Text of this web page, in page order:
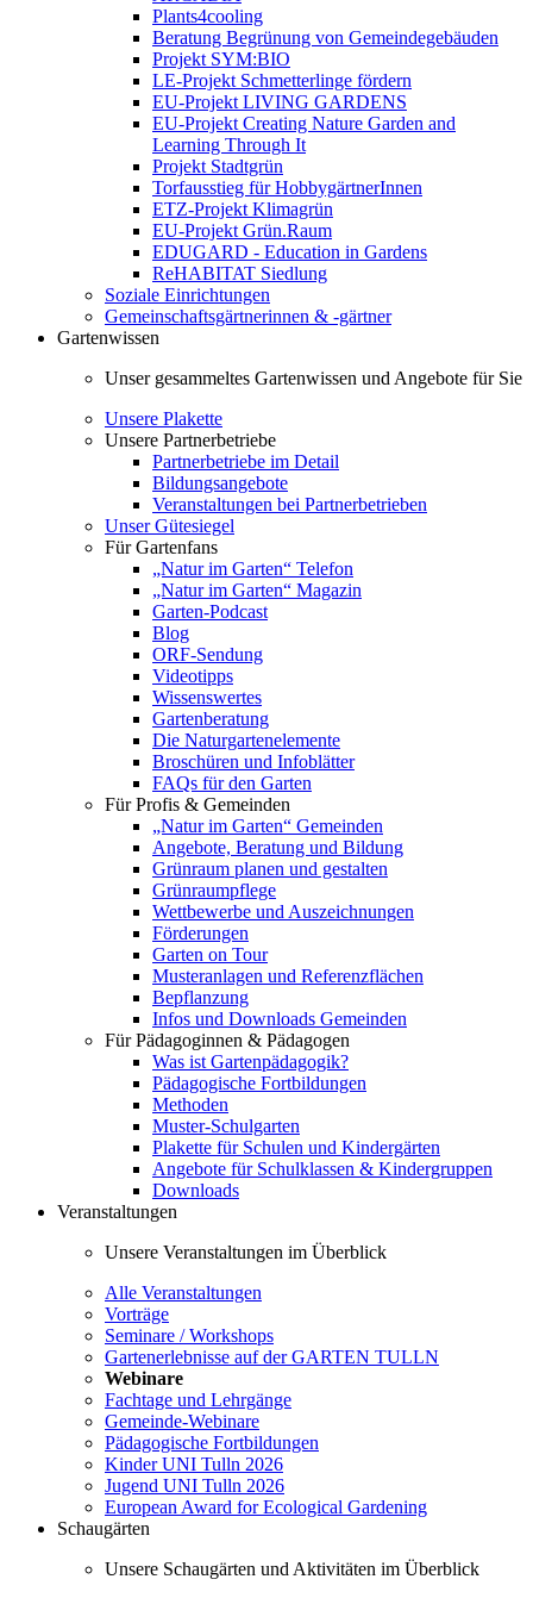
Plants4cooling
Beratung Begrünung von Gemeindegebäuden
Projekt SYM:BIO
LE-Projekt Schmetterlinge fördern
EU-Projekt LIVING GARDENS
EU-Projekt Creating Nature Garden and
Learning Through It
Projekt Stadtgrün
Torfausstieg für HobbygärtnerInnen
ETZ-Projekt Klimagrün
EU-Projekt Grün.Raum
EDUGARD - Education in Gardens
ReHABITAT Siedlung
Soziale Einrichtungen
Gemeinschaftsgärtnerinnen & -gärtner
Gartenwissen
Unser gesammeltes Gartenwissen und Angebote für Sie
Unsere Plakette
Unsere Partnerbetriebe
Partnerbetriebe im Detail
Bildungsangebote
Veranstaltungen bei Partnerbetrieben
Unser Gütesiegel
Für Gartenfans
„Natur im Garten“ Telefon
„Natur im Garten“ Magazin
Garten-Podcast
Blog
ORF-Sendung
Videotipps
Wissenswertes
Gartenberatung
Die Naturgartenelemente
Broschüren und Infoblätter
FAQs für den Garten
Für Profis & Gemeinden
„Natur im Garten“ Gemeinden
Angebote, Beratung und Bildung
Grünraum planen und gestalten
Grünraumpflege
Wettbewerbe und Auszeichnungen
Förderungen
Garten on Tour
Musteranlagen und Referenzflächen
Bepflanzung
Infos und Downloads Gemeinden
Für Pädagoginnen & Pädagogen
Was ist Gartenpädagogik?
Pädagogische Fortbildungen
Methoden
Muster-Schulgarten
Plakette für Schulen und Kindergärten
Angebote für Schulklassen & Kindergruppen
Downloads
Veranstaltungen
Unsere Veranstaltungen im Überblick
Alle Veranstaltungen
Vorträge
Seminare / Workshops
Gartenerlebnisse auf der GARTEN TULLN
Webinare
Fachtage und Lehrgänge
Gemeinde-Webinare
Pädagogische Fortbildungen
Kinder UNI Tulln 2026
Jugend UNI Tulln 2026
European Award for Ecological Gardening
Schaugärten
Unsere Schaugärten und Aktivitäten im Überblick